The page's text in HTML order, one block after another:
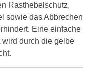
Rasthebelschutz,
sowie das Abbrechen
Eine einfache
wird durch die gelbe